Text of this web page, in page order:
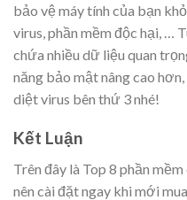
bảo vệ máy tính của bạn
virus, phần mềm độc hại, …
chứa nhiều dữ liệu quan
năng bảo mật nâng cao
diệt virus bên thứ 3 nhé!
Kết Luận
Trên đây là Top 8 phần
nên cài đặt ngay khi mới